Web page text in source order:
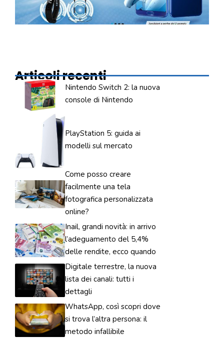
Articoli recenti
Nintendo Switch 2: la nuova
console di Nintendo
PlayStation 5: guida ai
modelli sul mercato
Come posso creare
facilmente una tela
fotografica personalizzata
online?
Inail, grandi novità: in arrivo
l’adeguamento del 5,4%
delle rendite, ecco quando
Digitale terrestre, la nuova
lista dei canali: tutti i
dettagli
WhatsApp, così scopri dove
si trova l’altra persona: il
metodo infallibile